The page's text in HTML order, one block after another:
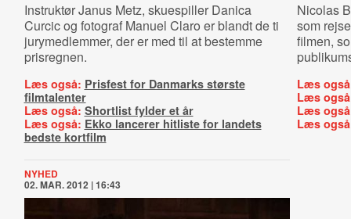
Instruktør Janus Metz, skuespiller Danica
Curcic og fotograf Manuel Claro er blandt de ti
jurymedlemmer, der er med til at bestemme
prisregnen.
Læs også: Prisfest for Danmarks største
filmtalenter
Læs også: Shortlist fylder et år
Læs også: Ekko lancerer hitliste for landets
bedste kortfilm
Nicolas
som
filmen,
Læs
Læs
Læs
Læs
NYHED
02. MAR. 2012 | 16:43